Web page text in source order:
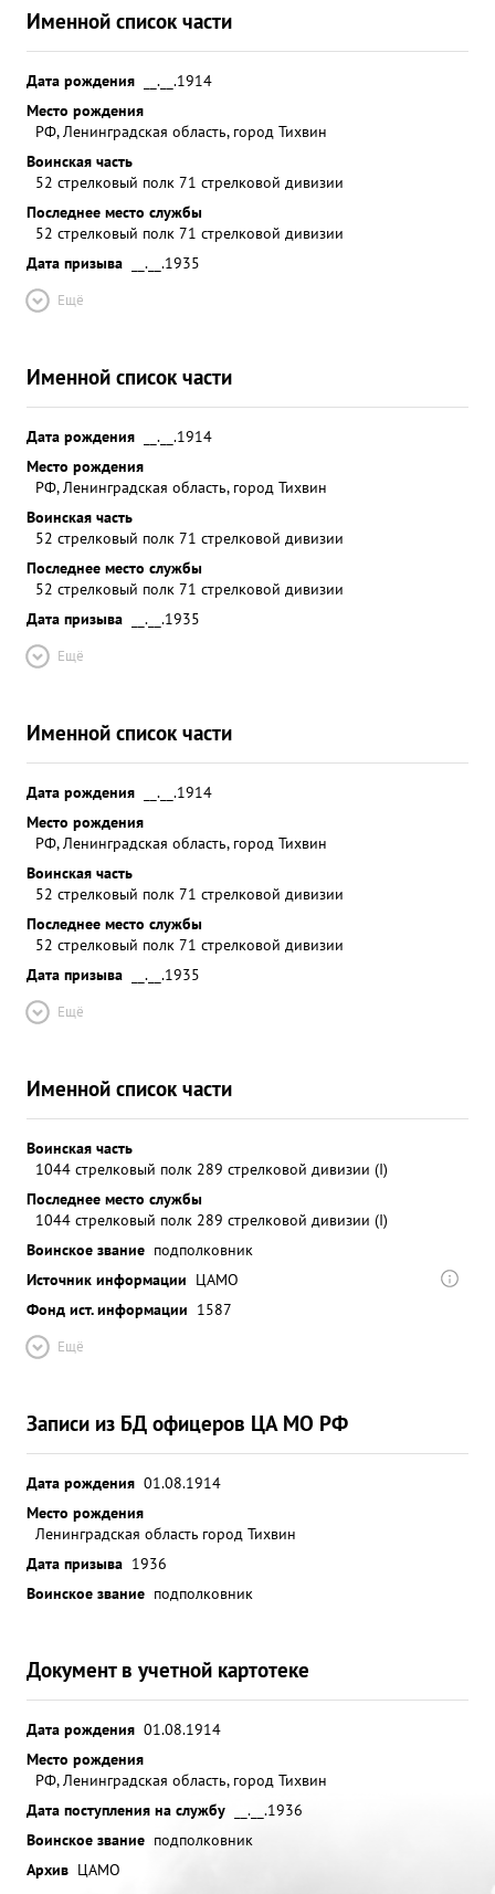
Именной список части
Дата рождения
__.__.1914
Место рождения
РФ, Ленинградская область, город Тихвин
Воинская часть
52 стрелковый полк 71 стрелковой дивизии
Последнее место службы
52 стрелковый полк 71 стрелковой дивизии
Дата призыва
__.__.1935
Ещё
Именной список части
Дата рождения
__.__.1914
Место рождения
РФ, Ленинградская область, город Тихвин
Воинская часть
52 стрелковый полк 71 стрелковой дивизии
Последнее место службы
52 стрелковый полк 71 стрелковой дивизии
Дата призыва
__.__.1935
Ещё
Именной список части
Дата рождения
__.__.1914
Место рождения
РФ, Ленинградская область, город Тихвин
Воинская часть
52 стрелковый полк 71 стрелковой дивизии
Последнее место службы
52 стрелковый полк 71 стрелковой дивизии
Дата призыва
__.__.1935
Ещё
Именной список части
Воинская часть
1044 стрелковый полк 289 стрелковой дивизии (I)
Последнее место службы
1044 стрелковый полк 289 стрелковой дивизии (I)
Воинское звание подполковник
Источник информации ЦАМО
Фонд ист. информации 1587
Ещё
Записи из БД офицеров ЦА МО РФ
Дата рождения 01.08.1914
Место рождения
Ленинградская область город Тихвин
Дата призыва 1936
Воинское звание подполковник
Документ в учетной картотеке
Дата рождения 01.08.1914
Место рождения
РФ, Ленинградская область, город Тихвин
Дата поступления на службу
__.__.1936
Воинское звание подполковник
Архив ЦАМО